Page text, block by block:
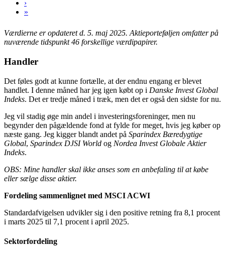
›
»
Værdierne er opdateret d. 5. maj 2025. Aktieporteføljen omfatter på
nuværende tidspunkt 46 forskellige værdipapirer.
Handler
Det føles godt at kunne fortælle, at der endnu engang er blevet
handlet. I denne måned har jeg igen købt op i Danske Invest Global
Indeks. Det er tredje måned i træk, men det er også den sidste for nu.
Jeg vil stadig øge min andel i investeringsforeninger, men nu
begynder den pågældende fond at fylde for meget, hvis jeg køber op
næste gang. Jeg kigger blandt andet på Sparindex Bæredygtige
Global, Sparindex DJSI World og Nordea Invest Globale Aktier
Indeks.
OBS: Mine handler skal ikke anses som en anbefaling til at købe
eller sælge disse aktier.
Fordeling sammenlignet med MSCI ACWI
Standardafvigelsen udvikler sig i den positive retning fra 8,1 procent
i marts 2025 til 7,1 procent i april 2025.
Sektorfordeling